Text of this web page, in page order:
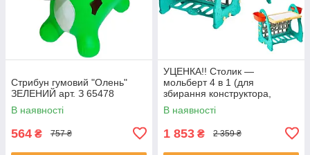
Стрибун гумовий "Олень"
ЗЕЛЕНИЙ арт. З 65478
В наявності
564 ₴ 757 ₴
УЦЕНКА!! Столик —
мольберт 4 в 1 (для
збирання конструктора,
малювання, книжкова
полиця) арт. S 075
В наявності
1 853 ₴ 2 359 ₴